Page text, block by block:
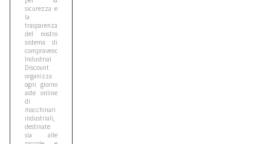
sicurezza e
la
trasparenza
del nostro
sistema di
compravendita.
Industrial
Discount
organizza
ogni giorno
aste online
di
macchinari
industriali,
destinate
sia alle